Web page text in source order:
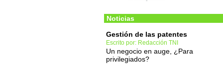
Noticias
Gestión de las patentes
Escrito por: Redacción TNI
Un negocio en auge, ¿Para
privilegiados?